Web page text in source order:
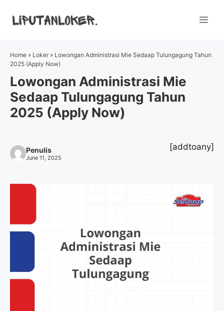
Home » Loker » Lowongan Administrasi Mie Sedaap Tulungagung Tahun
2025 (Apply Now)
Lowongan Administrasi Mie
Sedaap Tulungagung Tahun
2025 (Apply Now)
Penulis
June 11, 2025
[addtoany]